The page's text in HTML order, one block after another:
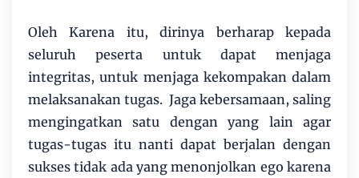
Oleh Karena itu, dirinya berharap kepada
seluruh peserta untuk dapat menjaga
integritas, untuk menjaga kekompakan dalam
melaksanakan tugas. Jaga kebersamaan, saling
mengingatkan satu dengan yang lain agar
tugas-tugas itu nanti dapat berjalan dengan
sukses tidak ada yang menonjolkan ego karena